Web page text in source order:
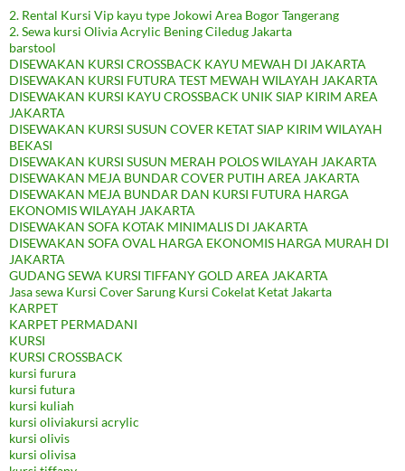
2. Rental Kursi Vip kayu type Jokowi Area Bogor Tangerang
2. Sewa kursi Olivia Acrylic Bening Ciledug Jakarta
barstool
DISEWAKAN KURSI CROSSBACK KAYU MEWAH DI JAKARTA
DISEWAKAN KURSI FUTURA TEST MEWAH WILAYAH JAKARTA
DISEWAKAN KURSI KAYU CROSSBACK UNIK SIAP KIRIM AREA
JAKARTA
DISEWAKAN KURSI SUSUN COVER KETAT SIAP KIRIM WILAYAH
BEKASI
DISEWAKAN KURSI SUSUN MERAH POLOS WILAYAH JAKARTA
DISEWAKAN MEJA BUNDAR COVER PUTIH AREA JAKARTA
DISEWAKAN MEJA BUNDAR DAN KURSI FUTURA HARGA
EKONOMIS WILAYAH JAKARTA
DISEWAKAN SOFA KOTAK MINIMALIS DI JAKARTA
DISEWAKAN SOFA OVAL HARGA EKONOMIS HARGA MURAH DI
JAKARTA
GUDANG SEWA KURSI TIFFANY GOLD AREA JAKARTA
Jasa sewa Kursi Cover Sarung Kursi Cokelat Ketat Jakarta
KARPET
KARPET PERMADANI
KURSI
KURSI CROSSBACK
kursi furura
kursi futura
kursi kuliah
kursi oliviakursi acrylic
kursi olivis
kursi olivisa